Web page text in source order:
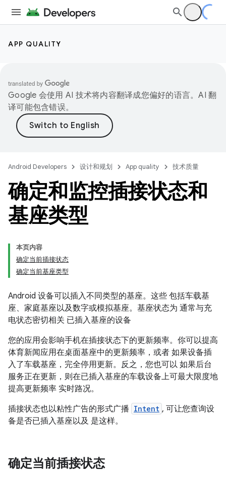
APP QUALITY
Google 会使用 AI 技术将内容翻译成您偏好的语言。AI 翻
译可能包含错误。
Android Developers 设计和规划 App quality 技术质量
确定和监控插接状态和
基座类型
本页内容
确定当前插接状态
确定当前基座类型
Android 设备可以插入不同类型的基座。这些 包括车载基
座、家庭基座以及数字或模拟基座。基座状态为 通常与充
电状态密切相关 已插入基座的设备
您的应用会影响手机在插接状态下的更新频率。你可以提高
体育新闻应用在桌面基座中的更新频率，或者 如果设备插
入了车载基座，完全停用更新。反之，您也可以 如果后台
服务正在更新，则在已插入基座的车载设备上可最大限度地
提高更新频率 实时路况。
插接状态也以粘性广告的形式广播 Intent , 可让您查询设
备是否已插入基座以及 是这样。
确定当前插接状态